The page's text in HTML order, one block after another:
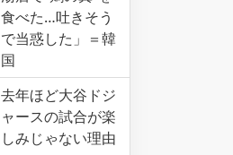
食べた…吐きそう
で当惑した」＝韓
国
去年ほど大谷ドジ
ャースの試合が楽
しみじゃない理由